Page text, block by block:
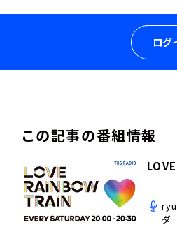
ログ
この記事の番組情報
ダ